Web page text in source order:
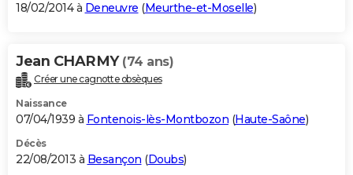
18/02/2014 à Deneuvre (Meurthe-et-Moselle)
Jean CHARMY (74 ans)
Créer une cagnotte obsèques
Naissance
07/04/1939 à Fontenois-lès-Montbozon (Haute-Saône)
Décès
22/08/2013 à Besançon (Doubs)